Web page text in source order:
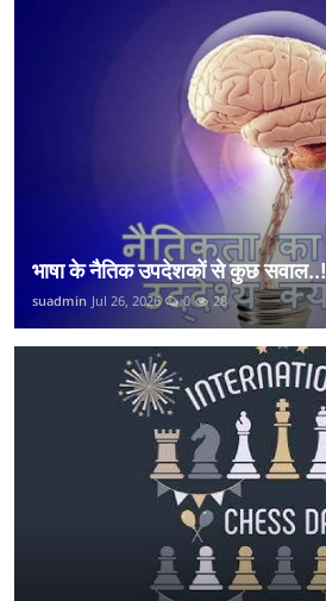
भाषा के नैतिक उपदेशकों से कुछ सवाल..!
suadmin Jul 26, 2026 0 28